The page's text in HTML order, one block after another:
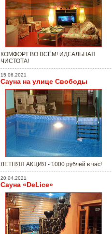
КОМФОРТ ВО ВСЁМ! ИДЕАЛЬНАЯ
ЧИСТОТА!
15.06.2021
Сауна на улице Свободы
ЛЕТНЯЯ АКЦИЯ - 1000 рублей в час!
20.04.2021
Сауна «DeLice»